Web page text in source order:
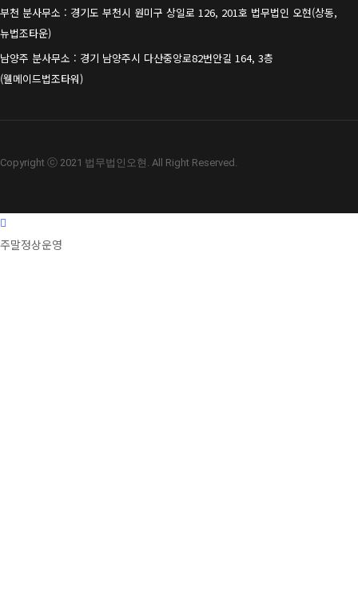
부천 분사무소 : 경기도 부천시 원미구 상일로 126, 201호 법무법인 오현(상동,
뉴법조타운)
남양주 분사무소 : 경기 남양주시 다산중앙로82번안길 164, 3층
(웰메이드법조타워)
Copyright ⓒ 2021 법무법인오현. All Right Reserved.
주말정상운영